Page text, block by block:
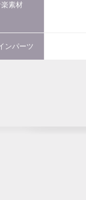
素材
ンパーツ